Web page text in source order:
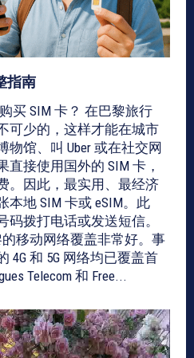
指南
买 SIM 卡？ 在巴黎旅行
可少的，这样才能在城市
物馆、叫 Uber 或在社交网
接使用国外的 SIM 卡，
。因此，最实用、最经济
地 SIM 卡或 eSIM。此
拨打电话或发送短信。
移动网络覆盖非常好。事
4G 和 5G 网络均已覆盖首
Telecom 和 Free...